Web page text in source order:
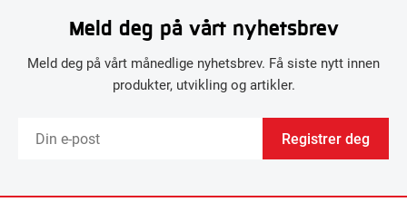
Meld deg på vårt nyhetsbrev
Meld deg på vårt månedlige nyhetsbrev. Få siste nytt innen
produkter, utvikling og artikler.
Registrer deg